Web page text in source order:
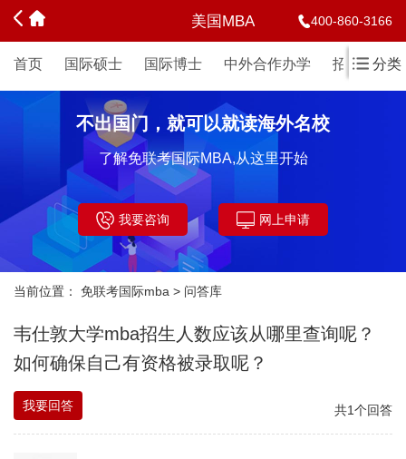
美国MBA 400-860-3166
首页 国际硕士 国际博士 中外合作办学 招生简章
分类
不出国门，就可以就读海外名校
了解免联考国际MBA,从这里开始
我要咨询 网上申请
当前位置： 免联考国际mba > 问答库
韦仕敦大学mba招生人数应该从哪里查询呢？
如何确保自己有资格被录取呢？
我要回答 共1个回答